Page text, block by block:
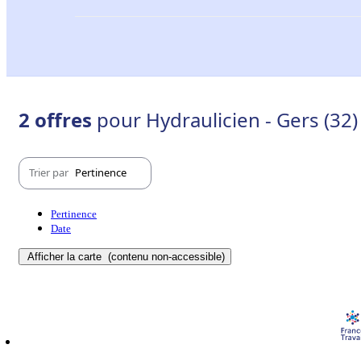
2 offres pour Hydraulicien - Gers (32)
Trier par Pertinence
Pertinence
Date
Afficher la carte (contenu non-accessible)